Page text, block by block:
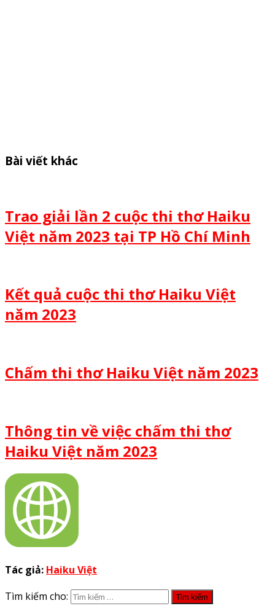
Bài viết khác
Trao giải lần 2 cuộc thi thơ Haiku
Việt năm 2023 tại TP Hồ Chí Minh
Kết quả cuộc thi thơ Haiku Việt
năm 2023
Chấm thi thơ Haiku Việt năm 2023
Thông tin về việc chấm thi thơ
Haiku Việt năm 2023
Tác giả: Haiku Việt
Tìm kiếm cho: